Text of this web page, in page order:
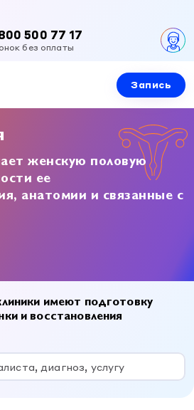
(ЛОР)
(ЛОР)
диагностика
кабинет
500 77 17
без оплаты
Запись
женскую половую
ее
анатомии и связанные с
имеют подготовку
и восстановления
диагноз, услугу